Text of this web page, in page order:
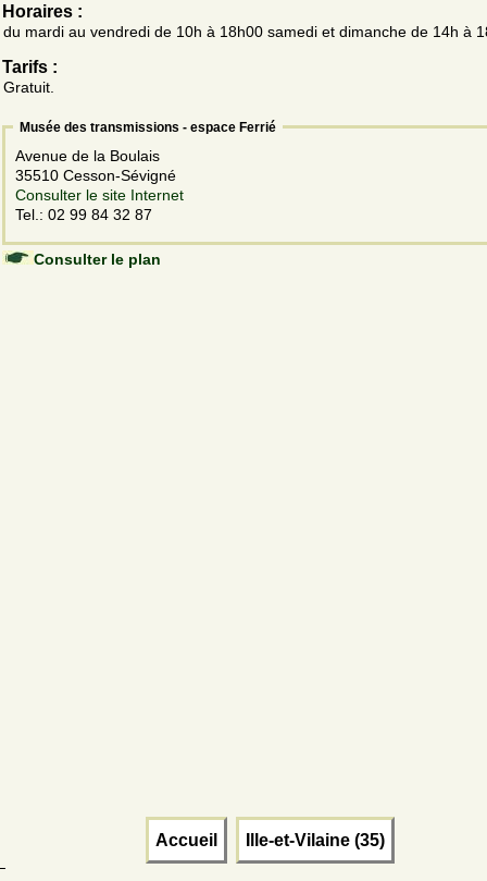
Horaires :
du mardi au vendredi de 10h à 18h00 samedi et dimanche de 14h à
Tarifs :
Gratuit.
Musée des transmissions - espace Ferrié
Avenue de la Boulais
35510 Cesson-Sévigné
Consulter le site Internet
Tel.: 02 99 84 32 87
Consulter le plan
Accueil Ille-et-Vilaine (35)